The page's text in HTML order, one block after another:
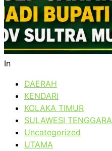
In
DAERAH
KENDARI
KOLAKA TIMUR
SULAWESI TENGGARA
Uncategorized
UTAMA